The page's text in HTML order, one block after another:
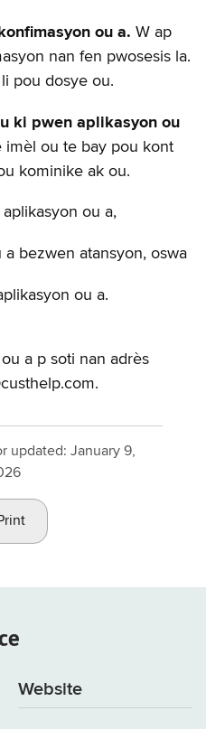
ou a. W ap
nan fen pwosesis la.
pou dosye ou.
ki pwen aplikasyon ou
imèl ou te bay pou kont
kominike ak ou.
ou a,
a bezwen atansyon, oswa
ou a.
a p soti nan adrès
updated: January 9,
Website